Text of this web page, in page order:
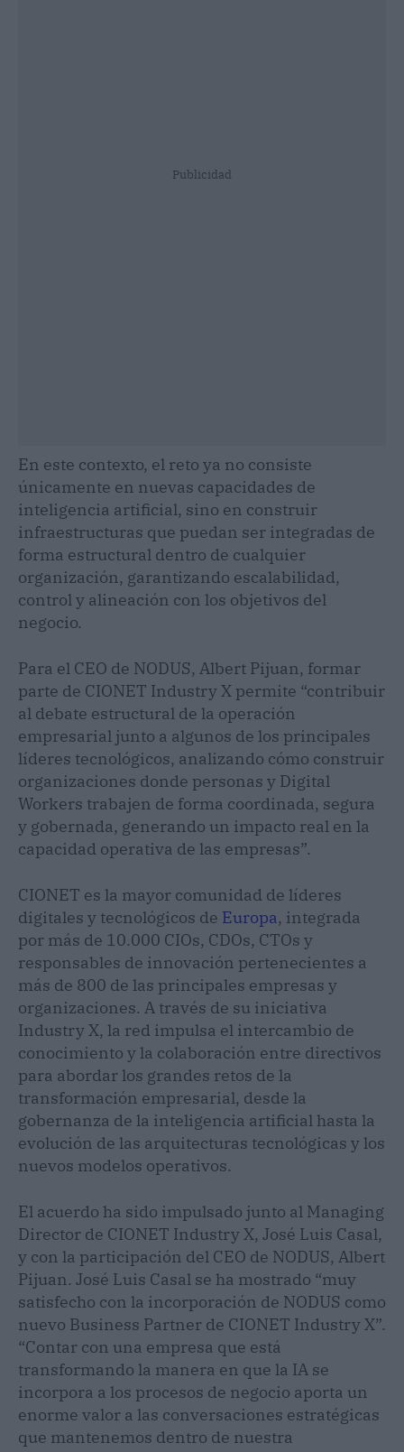
Publicidad
En este contexto, el reto ya no consiste
únicamente en nuevas capacidades de
inteligencia artificial, sino en construir
infraestructuras que puedan ser integradas de
forma estructural dentro de cualquier
organización, garantizando escalabilidad,
control y alineación con los objetivos del
negocio.
Para el CEO de NODUS, Albert Pijuan, formar
parte de CIONET Industry X permite “contribuir
al debate estructural de la operación
empresarial junto a algunos de los principales
líderes tecnológicos, analizando cómo construir
organizaciones donde personas y Digital
Workers trabajen de forma coordinada, segura
y gobernada, generando un impacto real en la
capacidad operativa de las empresas”.
CIONET es la mayor comunidad de líderes
digitales y tecnológicos de Europa, integrada
por más de 10.000 CIOs, CDOs, CTOs y
responsables de innovación pertenecientes a
más de 800 de las principales empresas y
organizaciones. A través de su iniciativa
Industry X, la red impulsa el intercambio de
conocimiento y la colaboración entre directivos
para abordar los grandes retos de la
transformación empresarial, desde la
gobernanza de la inteligencia artificial hasta la
evolución de las arquitecturas tecnológicas y los
nuevos modelos operativos.
El acuerdo ha sido impulsado junto al Managing
Director de CIONET Industry X, José Luis Casal,
y con la participación del CEO de NODUS, Albert
Pijuan. José Luis Casal se ha mostrado “muy
satisfecho con la incorporación de NODUS como
nuevo Business Partner de CIONET Industry X”.
“Contar con una empresa que está
transformando la manera en que la IA se
incorpora a los procesos de negocio aporta un
enorme valor a las conversaciones estratégicas
que mantenemos dentro de nuestra